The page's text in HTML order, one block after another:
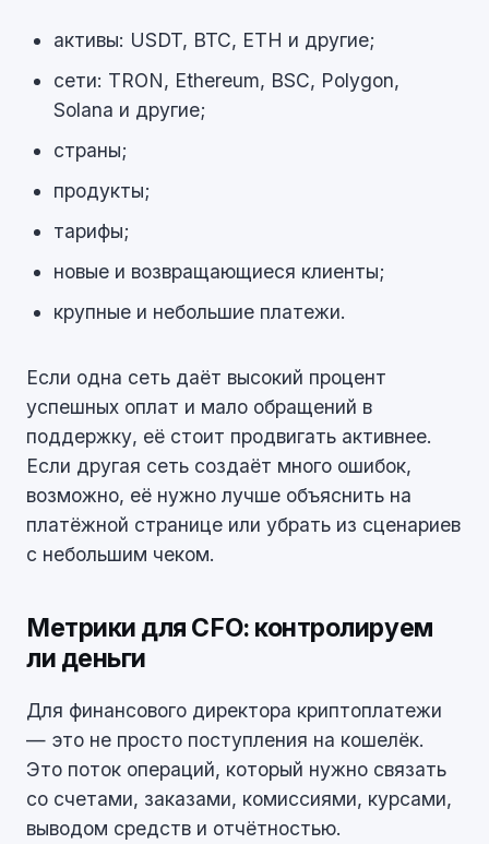
активы: USDT, BTC, ETH и другие;
сети: TRON, Ethereum, BSC, Polygon,
Solana и другие;
страны;
продукты;
тарифы;
новые и возвращающиеся клиенты;
крупные и небольшие платежи.
Если одна сеть даёт высокий процент
успешных оплат и мало обращений в
поддержку, её стоит продвигать активнее.
Если другая сеть создаёт много ошибок,
возможно, её нужно лучше объяснить на
платёжной странице или убрать из сценариев
с небольшим чеком.
Метрики для CFO: контролируем
ли деньги
Для финансового директора криптоплатежи
— это не просто поступления на кошелёк.
Это поток операций, который нужно связать
со счетами, заказами, комиссиями, курсами,
выводом средств и отчётностью.